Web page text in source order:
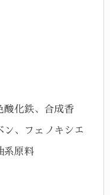
酸化鉄、合成香
ン、フェノキシエ
系原料